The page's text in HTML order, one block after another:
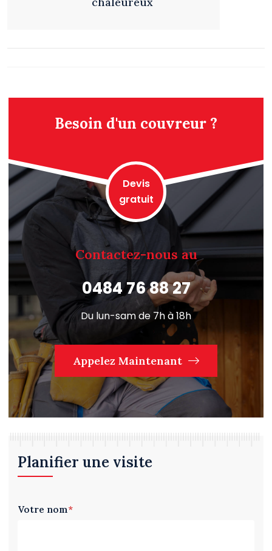
Besoin d'un couvreur ?
Devis
gratuit
Contactez-nous au
0484 76 88 27
Du lun-sam de 7h à 18h
Appelez Maintenant
Planifier une visite
Votre nom*